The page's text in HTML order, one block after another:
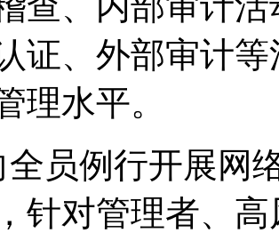
认证、外部审
理水平。
向全员例行开展
，针对管理者